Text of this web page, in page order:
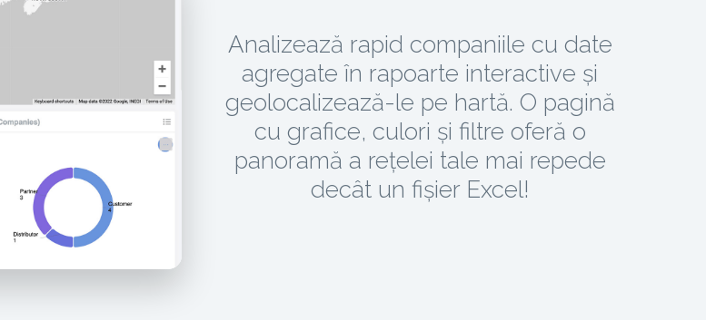
Analizează rapid companiile cu date
agregate în rapoarte interactive și
geolocalizează-le pe hartă. O pagină
cu grafice, culori și filtre oferă o
panoramă a rețelei tale mai repede
decât un fișier Excel!